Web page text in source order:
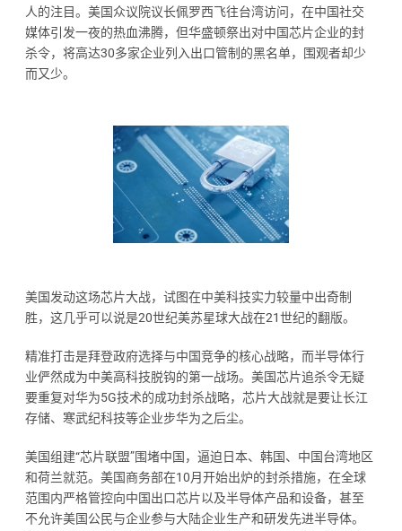
人的注目。美国众议院议长佩罗西飞往台湾访问，在中国社交
媒体引发一夜的热血沸腾，但华盛顿祭出对中国芯片企业的封
杀令，将高达30多家企业列入出口管制的黑名单，围观者却少
而又少。
美国发动这场芯片大战，试图在中美科技实力较量中出奇制
胜，这几乎可以说是20世纪美苏星球大战在21世纪的翻版。
精准打击是拜登政府选择与中国竞争的核心战略，而半导体行
业俨然成为中美高科技脱钩的第一战场。美国芯片追杀令无疑
要重复对华为5G技术的成功封杀战略，芯片大战就是要让长江
存储、寒武纪科技等企业步华为之后尘。
美国组建“芯片联盟”围堵中国，逼迫日本、韩国、中国台湾地区
和荷兰就范。美国商务部在10月开始出炉的封杀措施，在全球
范围内严格管控向中国出口芯片以及半导体产品和设备，甚至
不允许美国公民与企业参与大陆企业生产和研发先进半导体。